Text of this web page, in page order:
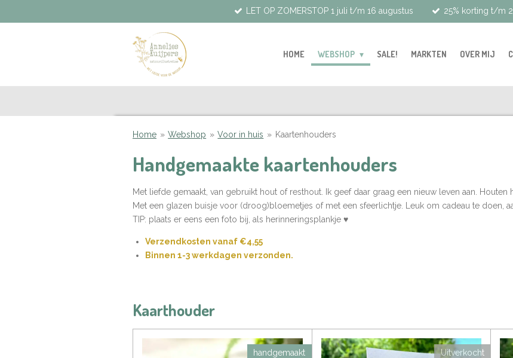
direct
LET OP ZOMERSTOP 1 juli t/m 16 augustus 25% korting t/m
HOME WEBSHOP SALE! MARKTEN OVER MIJ
Home » Webshop » Voor in huis » Kaartenhouders
Handgemaakte kaartenhouders
Met liefde gemaakt, van gebruikt hout of resthout. Ik geef daar graag een nieuw leven aan. Houten
Met een glazen buisje voor (droog)bloemetjes of met een sfeerlichtje. Leuk om cadeau te doen,
TIP: plaats er eens een foto bij, als herinneringsplankje ♥
Verzendkosten vanaf €4,55
Binnen 1-3 werkdagen verzonden.
Kaarthouder
handgemaakt Uitverkocht